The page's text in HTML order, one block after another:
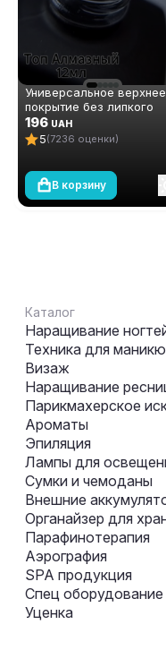
Универсальное верхнее
покрытие без липкого
слоя (топ/финиш) Global
Fashion TOP-Алмазный,
мл
196 UAH
5(7236 оценки)
В корзину
Каталог
Наращивание
Техника для
Визаж
Наращивание
Парикмахерское
Ароматы
Эпиляция
Лампы для
Сумки и чемоданы
Внешние
Органайзер для
Парафинотерапия
Аэрография
SPA продукция
Спец оборудование
Уценка